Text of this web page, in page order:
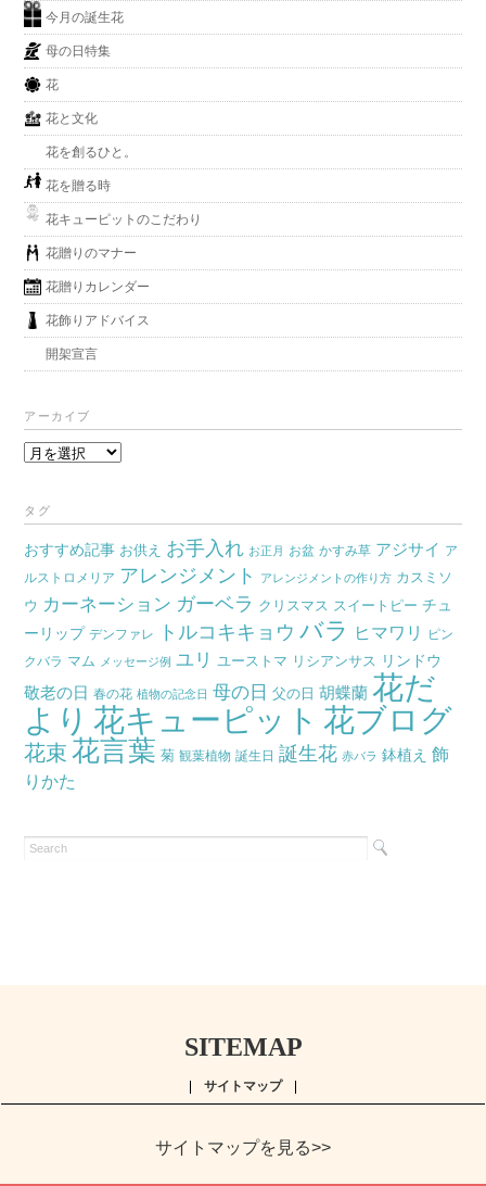
今月の誕生花
母の日特集
花
花と文化
花を創るひと。
花を贈る時
花キューピットのこだわり
花贈りのマナー
花贈りカレンダー
花飾りアドバイス
開架宣言
アーカイブ
ア
カ
イ
ブ
タグ
おすすめ記事 お供え お手入れ お正月 お盆 かすみ草 アジサイ ア
ルストロメリア アレンジメント アレンジメントの作り方 カスミソ
ウ カーネーション ガーベラ クリスマス スイートピー チュ
ーリップ デンファレ トルコキキョウ バラ ヒマワリ
ピン
クバラ マム メッセージ例 ユリ ユーストマ リシアンサス リンドウ
敬老の日 春の花 植物の記念日 母の日 父の日 胡蝶蘭 花だ
より 花キューピット 花ブログ
花束 花言葉 菊 観葉植物 誕生日 誕生花 赤バラ 鉢植え 飾
りかた
SITEMAP
サイトマップ
サイトマップを見る>>